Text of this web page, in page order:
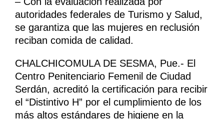
autoridades federales de Turismo y Salud,
se garantiza que las mujeres en reclusión
reciban comida de calidad.
CHALCHICOMULA DE SESMA, Pue.- El
Centro Penitenciario Femenil de Ciudad
Serdán, acreditó la certificación para recibir
el “Distintivo H” por el cumplimiento de los
más altos estándares de higiene en la